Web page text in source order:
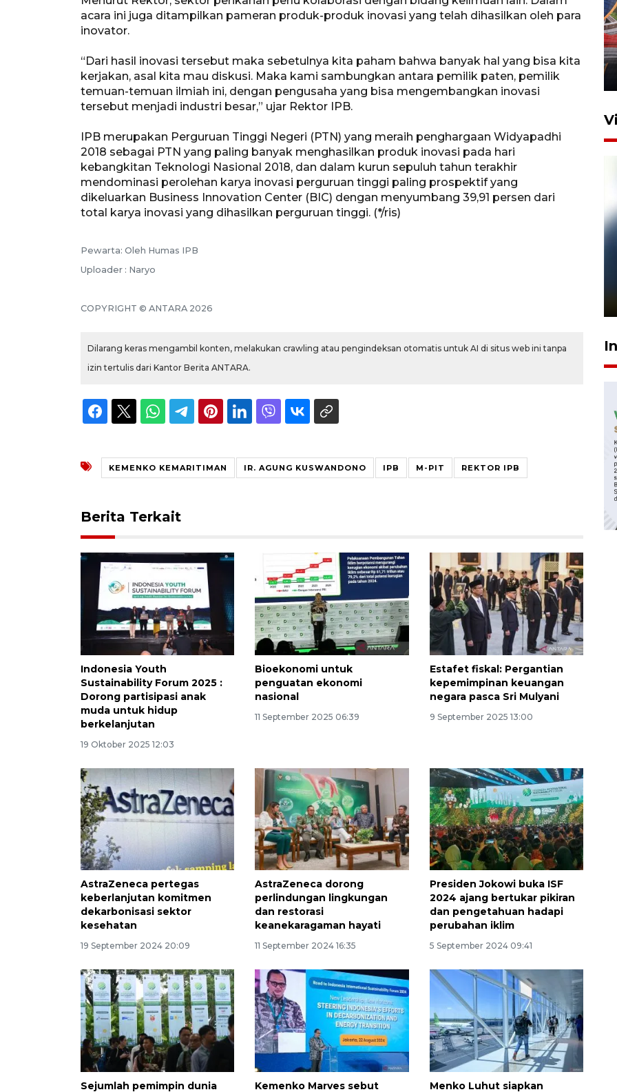
acara ini juga ditampilkan pameran produk-produk inovasi yang telah dihasilkan oleh para
inovator.
“Dari hasil inovasi tersebut maka sebetulnya kita paham bahwa banyak hal yang bisa kita
kerjakan, asal kita mau diskusi. Maka kami sambungkan antara pemilik paten, pemilik
temuan-temuan ilmiah ini, dengan pengusaha yang bisa mengembangkan inovasi
tersebut menjadi industri besar,” ujar Rektor IPB.
IPB merupakan Perguruan Tinggi Negeri (PTN) yang meraih penghargaan Widyapadhi
2018 sebagai PTN yang paling banyak menghasilkan produk inovasi pada hari
kebangkitan Teknologi Nasional 2018, dan dalam kurun sepuluh tahun terakhir
mendominasi perolehan karya inovasi perguruan tinggi paling prospektif yang
dikeluarkan Business Innovation Center (BIC) dengan menyumbang 39,91 persen dari
total karya inovasi yang dihasilkan perguruan tinggi. (*/ris)
Pewarta: Oleh Humas IPB
Uploader : Naryo
COPYRIGHT © ANTARA 2026
Dilarang keras mengambil konten, melakukan crawling atau pengindeksan otomatis untuk AI di situs web ini tanpa
izin tertulis dari Kantor Berita ANTARA.
KEMENKO KEMARITIMAN IR. AGUNG KUSWANDONO IPB M-PIT REKTOR IPB
Berita Terkait
Indonesia Youth
Sustainability Forum 2025 :
Dorong partisipasi anak
muda untuk hidup
berkelanjutan
19 Oktober 2025 12:03
Bioekonomi untuk
penguatan ekonomi
nasional
11 September 2025 06:39
Estafet fiskal: Pergantian
kepemimpinan keuangan
negara pasca Sri Mulyani
9 September 2025 13:00
AstraZeneca pertegas
keberlanjutan komitmen
dekarbonisasi sektor
kesehatan
19 September 2024 20:09
AstraZeneca dorong
perlindungan lingkungan
dan restorasi
keanekaragaman hayati
11 September 2024 16:35
Presiden Jokowi buka ISF
2024 ajang bertukar pikiran
dan pengetahuan hadapi
perubahan iklim
5 September 2024 09:41
Sejumlah pemimpin dunia Kemenko Marves sebut Menko Luhut siapkan
Komisi V DPR tinjau
Stasiun Bogor
12 Juni 2026 18:49
Waspadai penyakit saat
musim kemarau
2026-08-05 12:00:00